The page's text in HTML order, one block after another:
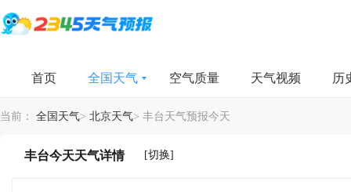
首页 全国天气 空气质量 天气视频 历
当前： 全国天气> 北京天气> 丰台天气预报今天
丰台今天天气详情 [切换]